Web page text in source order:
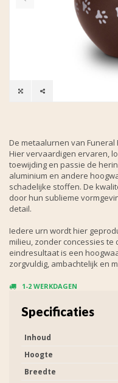
De metaalurnen van
Hier vervaardigen ervaren,
toewijding en passie de
aluminium en andere
schadelijke stoffen. De
door hun sublieme
detail.
Iedere urn wordt hier
milieu, zonder concessies te
eindresultaat is een
zorgvuldig, ambachtelijk en
1-2 WERKDAGEN
Specificaties
Inhoud
Hoogte
Breedte